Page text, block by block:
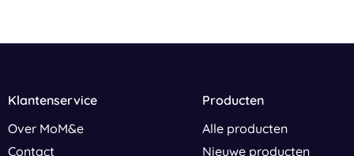
Klantenservice
Over MoM&e
Contact
Producten
Alle producten
Nieuwe producten